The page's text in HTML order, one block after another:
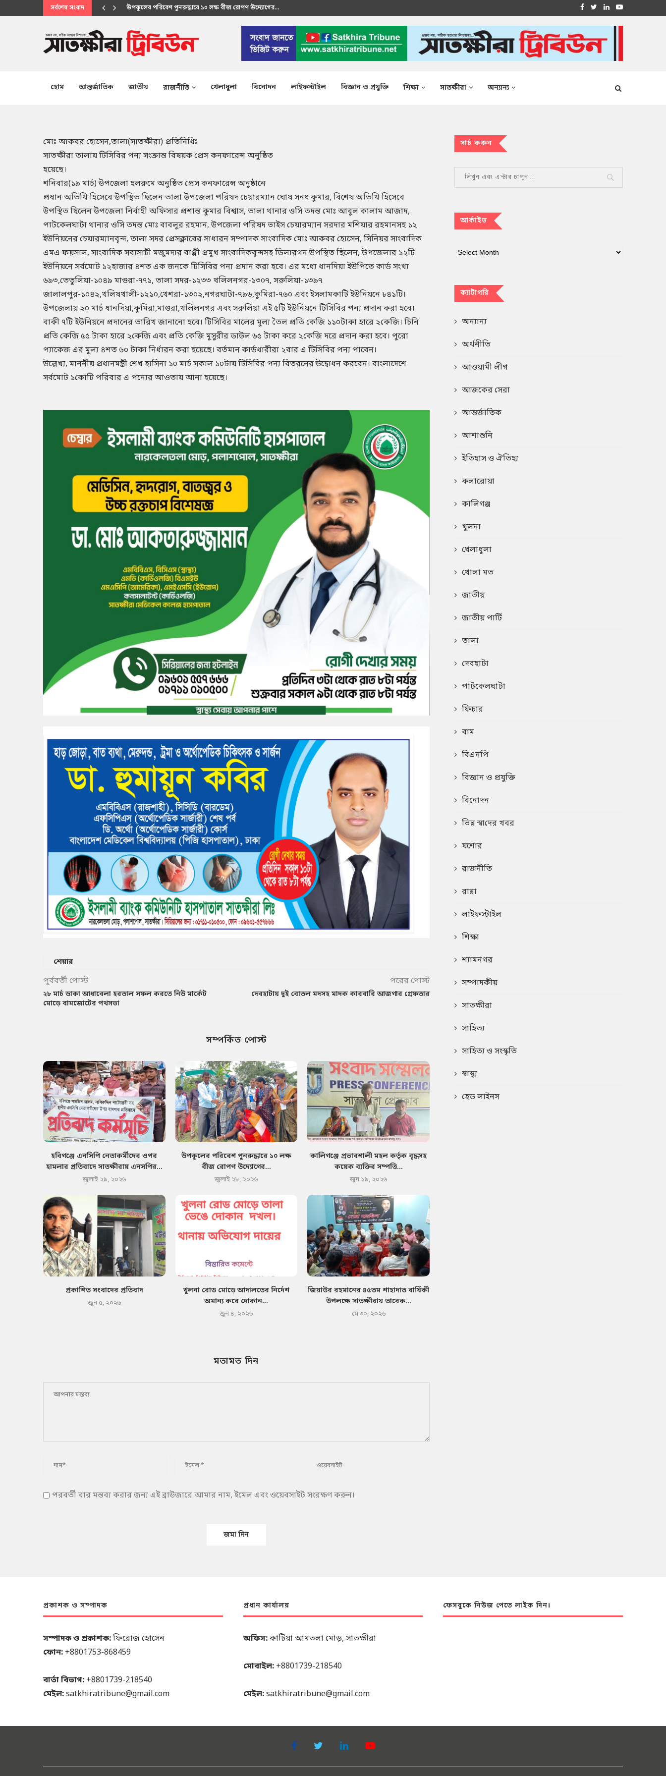
সর্বশেষ সংবাদ মানবিক সেবায় উপকূলবাসীর আস্থার প্রতীক এস এম শাকির...
হোম আন্তর্জাতিক জাতীয় রাজনীতি খেলাধুলা বিনোদন লাইফস্টাইল বিজ্ঞান ও প্রযুক্তি শিক্ষা সাতক্ষীরা অন্যান্য
মোঃ আকবর হোসেন,তালা(সাতক্ষীরা) প্রতিনিধিঃ
সাতক্ষীরা তালায় টিসিবির পন্য সংক্রান্ত বিষয়ক প্রেস কনফারেন্স অনুষ্ঠিত
হয়েছে।
শনিবার(১৯ মার্চ) উপজেলা হলরুমে অনুষ্ঠিত প্রেস কনফারেন্স অনুষ্ঠানে
প্রধান অতিথি হিসেবে উপস্থিত ছিলেন তালা উপজেলা পরিষদ চেয়ারম্যান ঘোষ সনৎ কুমার, বিশেষ অতিথি হিসেবে
উপস্থিত ছিলেন উপজেলা নির্বাহী অফিসার প্রশান্ত কুমার বিশ্বাস, তালা থানার ওসি তদন্ত মোঃ আবুল কালাম আজাদ,
পাটকেলঘাটা থানার ওসি তদন্ত মোঃ বাবলুর রহমান, উপজেলা পরিষদ ভাইস চেয়ারম্যান সরদার মশিয়ার রহমানসহ ১২
ইউনিয়নের চেয়ারম্যানবৃন্দ, তালা সদর প্রেসক্লাবের সাধারন সম্পাদক সাংবাদিক মোঃ আকবর হোসেন, সিনিয়র সাংবাদিক
এমএ ফয়সাল, সাংবাদিক সব্যসাচী মজুমদার বাপ্পী প্রমুখ সাংবাদিকবৃন্দসহ ডিলারগন উপস্থিত ছিলেন, উপজেলার ১২টি
ইউনিয়নে সর্বমোট ১২হাজার ৪শত এক জনকে টিসিবির পন্য প্রদান করা হবে। এর মধ্যে ধানদিয়া ইউপিতে কার্ড সংখ্য
৬৯৩,তেতুলিয়া-১০৪৯ মাগুরা-৭৭১, তালা সদর-১২৩৩ খলিলনগর-১৩০৭, সরুলিয়া-১৩৯৭
জালালপুর-১০৪২,খলিষখালী-১২১০,খেশরা-১৩০২,নগরঘাটা-৭৯৬,কুমিরা-৭৬০ এবং ইসলামকাটি ইউনিয়নে ৮৪১টি।
উপজেলায় ২০ মার্চ ধানদিয়া,কুমিরা,মাগুরা,খলিলনগর এবং সরুলিয়া এই ৫টি ইউনিয়নে টিসিবির পন্য প্রদান করা হবে।
বাকী ৭টি ইউনিয়নে প্রদানের তারিখ জানানো হবে। টিসিবির মালের মুল্য তৈল প্রতি কেজি ১১০টাকা হারে ২কেজি। চিনি
প্রতি কেজি ৫৫ টাকা হারে ২কেজি এবং প্রতি কেজি মুসুরীর ডাউল ৬৫ টাকা করে ২কেজি দরে প্রদান করা হবে। পুরো
প্যাকেজ এর মুল্য ৪শত ৬০ টাকা নির্ধারন করা হয়েছে। বর্তমান কার্ডধারীরা ২বার এ টিসিবির পন্য পাবেন।
উল্লেখ্য, মাননীয় প্রধানমন্ত্রী শেখ হাসিনা ১০ মার্চ সকাল ১০টায় টিসিবির পন্য বিতরনের উদ্বোধন করবেন। বাংলাদেশে
সর্বমোট ১কোটি পরিবার এ পন্যের আওতায় আনা হয়েছে।
শেয়ার
পূর্ববর্তী পোস্ট
২৮ মার্চ ডাকা আধাবেলা হরতাল সফল করতে নিউ মার্কেট
মোড়ে বামজোটের পথসভা
পরের পোস্ট
দেবহাটায় দুই বোতল মদসহ মাদক কারবারি আজগার গ্রেফতার
সম্পর্কিত পোস্ট
হবিগঞ্জে এনসিপি নেতাকর্মীদের ওপর
হামলার প্রতিবাদে সাতক্ষীরায় এনসপির...
জুলাই ২৯, ২০২৬
উপকূলের পরিবেশ পুনরুদ্ধারে ১০ লক্ষ
বীজ রোপণ উদ্যোগের...
জুলাই ২৮, ২০২৬
কালিগঞ্জে প্রভাবশালী মহল কর্তৃক বৃদ্ধসহ
কয়েক ব্যক্তির সম্পত্তি...
জুন ১৯, ২০২৬
প্রকাশিত সংবাদের প্রতিবাদ
জুন ৫, ২০২৬
খুলনা রোড মোড়ে আদালতের নির্দেশ
অমান্য করে দোকান...
জুন ৪, ২০২৬
জিয়াউর রহমানের ৪৫তম শাহাদাত বার্ষিকী
উপলক্ষে সাতক্ষীরায় তারেক...
মে ৩০, ২০২৬
মতামত দিন
পরবর্তী বার মন্তব্য করার জন্য এই ব্রাউজারে আমার নাম, ইমেল এবং ওয়েবসাইট সংরক্ষণ করুন।
সার্চ করুন
আর্কাইভ
ক্যাটাগরি
অন্যান্য
অর্থনীতি
আওয়ামী লীগ
আজকের সেরা
আন্তর্জাতিক
আশাশুনি
ইতিহাস ও ঐতিহ্য
কলারোয়া
কালিগঞ্জ
খুলনা
খেলাধুলা
খোলা মত
জাতীয়
জাতীয় পার্টি
তালা
দেবহাটা
পাটকেলঘাটা
ফিচার
বাম
বিএনপি
বিজ্ঞান ও প্রযুক্তি
বিনোদন
ভিন্ন স্বা‌দের খবর
যশোর
রাজনীতি
রান্না
লাইফস্টাইল
শিক্ষা
শ্যামনগর
সম্পাদকীয়
সাতক্ষীরা
সাহিত্য
সাহিত্য ও সংস্কৃতি
স্বাস্থ্য
হেড লাইনস
প্রকাশক ও সম্পাদক
সম্পাদক ও প্রকাশক:ফিরোজ হোসেন
ফোন: +8801753-868459
বার্তা বিভাগ: +8801739-218540
মেইল:satkhiratribune@gmail.com
প্রধান কার্যালয়
অফিস:কাটিয়া আমতলা মোড়, সাতক্ষীরা
মোবাইল: +8801739-218540
মেইল:satkhiratribune@gmail.com
ফেসবুকে নিউজ পেতে লাইক দিন।